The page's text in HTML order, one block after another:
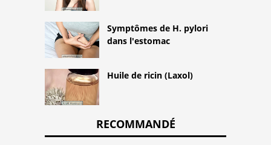
Symptômes de H. pylori
dans l'estomac
Huile de ricin (Laxol)
RECOMMANDÉ